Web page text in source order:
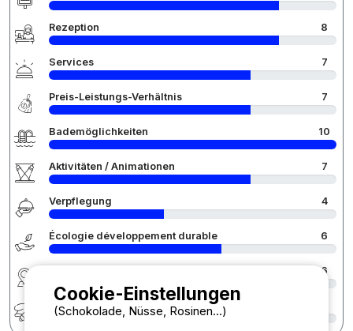
Rezeption 8
Services 7
Preis-Leistungs-Verhältnis 7
Bademöglichkeiten 10
Aktivitäten / Animationen 7
Verpflegung 4
Écologie développement durable 6
6
Aktivitäten für Kinder
Cookie-Einstellungen
(Schokolade, Nüsse, Rosinen...)